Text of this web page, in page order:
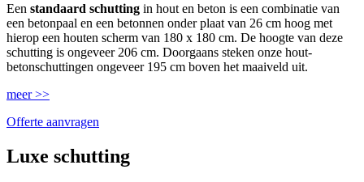
Een standaard schutting in hout en beton is een combinatie van
een betonpaal en een betonnen onder plaat van 26 cm hoog met
hierop een houten scherm van 180 x 180 cm. De hoogte van deze
schutting is ongeveer 206 cm. Doorgaans steken onze hout-
betonschuttingen ongeveer 195 cm boven het maaiveld uit.
meer >>
Offerte aanvragen
Luxe schutting